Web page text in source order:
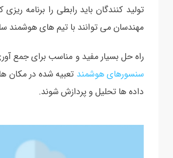
تولید کنندگان باید رابطی را برنامه
مهندسان می توانند با تیم های هوشمند
راه حل بسیار مفید و مناسب برای جمع
سنسورهای هوشمند تعبیه شده در مکان
داده ها تحلیل و پردازش شوند.